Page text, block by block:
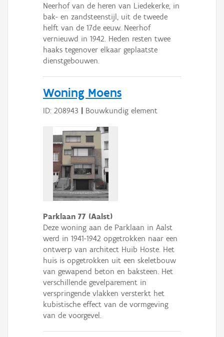
Neerhof van de heren van Liedekerke, in
bak- en zandsteenstijl, uit de tweede
helft van de 17de eeuw. Neerhof
vernieuwd in 1942. Heden resten twee
haaks tegenover elkaar geplaatste
dienstgebouwen.
Woning Moens
ID: 208943 Bouwkundig element
Parklaan 77 (Aalst)
Deze woning aan de Parklaan in Aalst
werd in 1941-1942 opgetrokken naar een
ontwerp van architect Huib Hoste. Het
huis is opgetrokken uit een skeletbouw
van gewapend beton en baksteen. Het
verschillende gevelparement in
verspringende vlakken versterkt het
kubistische effect van de vormgeving
van de voorgevel.